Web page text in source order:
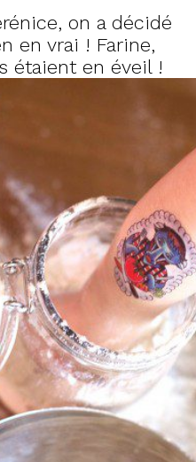
on a décidé
en vrai ! Farine,
étaient en éveil !